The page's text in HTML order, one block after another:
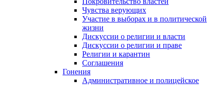
Чувства верующих
Участие в выборах и в политической
жизни
Дискуссии о религии и власти
Дискуссии о религии и праве
Религии и карантин
Соглашения
Гонения
Административное и полицейское